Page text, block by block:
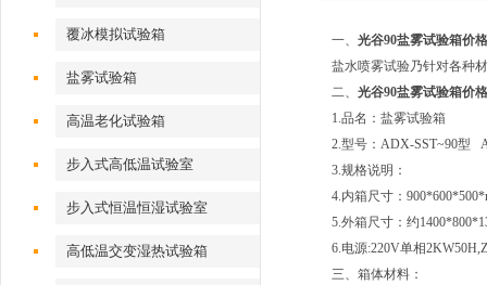
覆冰模拟试验箱
盐雾试验箱
高温老化试验箱
步入式高低温试验室
步入式恒温恒湿试验室
高低温交变湿热试验箱
一、 光谷90盐雾试验箱价格
盐水喷雾试验乃针对各种
二、 光谷90盐雾试验箱价格
1.品名：盐雾试验箱
2.型号：ADX-SST~90型
3.规格说明：
4.内箱尺寸：
5.外箱尺寸：约
6.电源:220V单相2KW50H,Z
三、箱体材料：